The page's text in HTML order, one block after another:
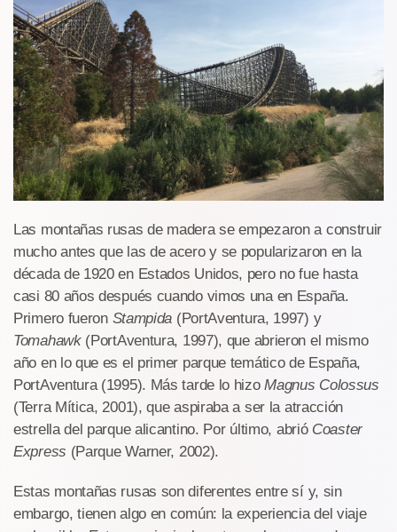
Las montañas rusas de madera se empezaron a construir
mucho antes que las de acero y se popularizaron en la
década de 1920 en Estados Unidos, pero no fue hasta
casi 80 años después cuando vimos una en España.
Primero fueron Stampida (PortAventura, 1997) y
Tomahawk (PortAventura, 1997), que abrieron el mismo
año en lo que es el primer parque temático de España,
PortAventura (1995). Más tarde lo hizoMagnus Colossus
(Terra Mítica, 2001), que aspiraba a ser la atracción
estrella del parque alicantino. Por último, abrióCoaster
Express (Parque Warner, 2002).
Estas montañas rusas son diferentes entre sí y, sin
embargo, tienen algo en común: la experiencia del viaje